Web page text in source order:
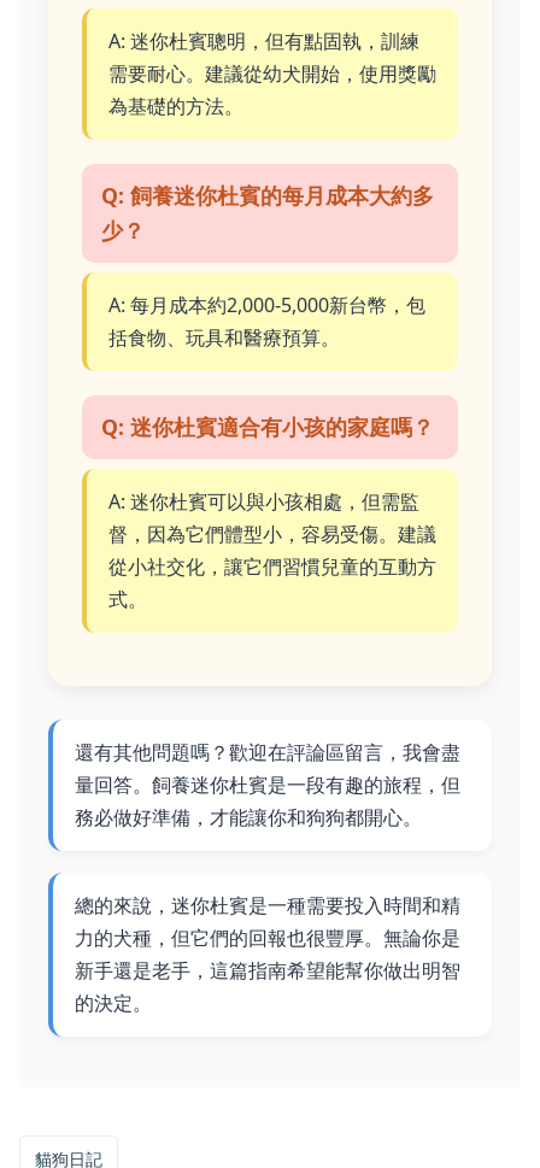
A: 迷你杜賓聰明，但有點固執，訓練
需要耐心。建議從幼犬開始，使用獎勵
為基礎的方法。
Q: 飼養迷你杜賓的每月成本大約多
少？
A: 每月成本約2,000-5,000新台幣，包
括食物、玩具和醫療預算。
Q: 迷你杜賓適合有小孩的家庭嗎？
A: 迷你杜賓可以與小孩相處，但需監
督，因為它們體型小，容易受傷。建議
從小社交化，讓它們習慣兒童的互動方
式。
還有其他問題嗎？歡迎在評論區留言，我會盡
量回答。飼養迷你杜賓是一段有趣的旅程，但
務必做好準備，才能讓你和狗狗都開心。
總的來說，迷你杜賓是一種需要投入時間和精
力的犬種，但它們的回報也很豐厚。無論你是
新手還是老手，這篇指南希望能幫你做出明智
的決定。
貓狗日記